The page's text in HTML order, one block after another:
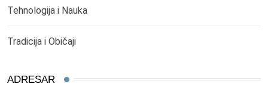
Tehnologija i Nauka
Tradicija i Običaji
ADRESAR